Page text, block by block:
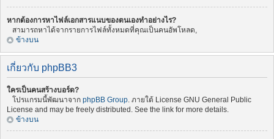
หากต้องการหาไฟล์เอกสารแนบของตนเองทำอย่างไร?
สามารถหาได้จากรายการไฟล์ทั้งหมดที่คุณเป็นคนอัพโหลด,
ข้างบน
เกี่ยวกับ phpBB3
ใครเป็นคนสร้างบอร์ด?
โปรแกรมนี้พัฒนาจาก phpBB Group. ภายใต้ License GNU General Public
License and may be freely distributed. See the link for more details.
ข้างบน